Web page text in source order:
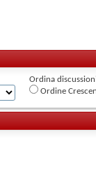
Ordina
Ordine